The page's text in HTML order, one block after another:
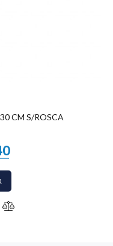
CM S/ROSCA